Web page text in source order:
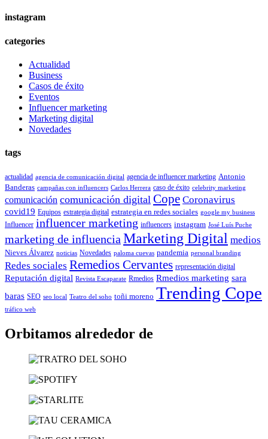
instagram
categories
Actualidad
Business
Casos de éxito
Eventos
Influencer marketing
Marketing digital
Novedades
tags
actualidad agencia de comunicación digital agencia de influencer marketing Antonio
Banderas campañas con influencers Carlos Herrera caso de éxito celebrity marketing
comunicación comunicación digital Cope Coronavirus
covid19 Equipos estrategia digital estrategia en redes sociales google my business
Influencer influencer marketing influencers instagram José Luís Puche
marketing de influenciaMarketing Digital medios
Nieves Álvarez noticias Novedades paloma cuevas pandemia personal branding
Redes sociales Remedios Cervantes representación digital
Reputación digital Revista Escaparate Rmedios Rmedios marketing sara
baras SEO seo local Teatro del soho toñi moreno Trending Cope
tráfico web
Orbitamos alrededor de